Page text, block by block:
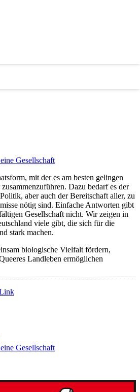
eine Gesellschaft
„LandInForm“ ist ein
zur ländlichen
Entwicklungen in
mit der es am besten gelingen
Dazu bedarf es der
aber auch der Bereitschaft aller, zu
nötig sind. Einfache Antworten gibt
Gesellschaft nicht. Wir zeigen in
viele gibt, die sich für die
stark machen.
biologische Vielfalt fördern,
Landleben ermöglichen
Gesellschaft